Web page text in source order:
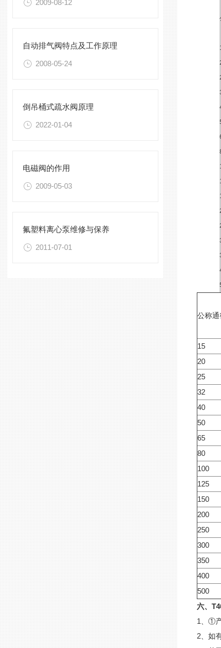
2009-08-12
自动排气阀特点及工作原理
2008-05-24
倒吊桶式疏水阀原理
2022-01-04
电磁阀的作用
2009-05-03
氟塑料离心泵维修与保养
2011-07-01
公称
15
20
25
32
40
50
65
80
100
125
150
200
250
300
350
400
500
六、
1、①
2、如